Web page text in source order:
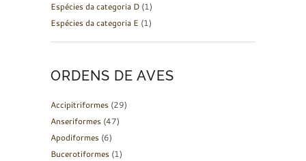
Espécies da categoria D (1)
Espécies da categoria E (1)
ORDENS DE AVES
Accipitriformes (29)
Anseriformes (47)
Apodiformes (6)
Bucerotiformes (1)